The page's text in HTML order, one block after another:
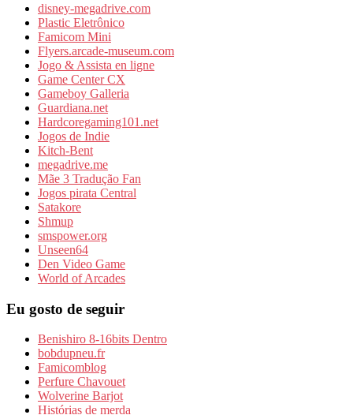
disney-megadrive.com
Plastic Eletrônico
Famicom Mini
Flyers.arcade-museum.com
Jogo & Assista en ligne
Game Center CX
Gameboy Galleria
Guardiana.net
Hardcoregaming101.net
Jogos de Indie
Kitch-Bent
megadrive.me
Mãe 3 Tradução Fan
Jogos pirata Central
Satakore
Shmup
smspower.org
Unseen64
Den Video Game
World of Arcades
Eu gosto de seguir
Benishiro 8-16bits Dentro
bobdupneu.fr
Famicomblog
Perfure Chavouet
Wolverine Barjot
Histórias de merda